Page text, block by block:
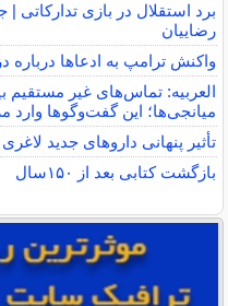
برد استقلال در بازی
رضاییان
واکنش ترامپ به ادعاها
العربیه: تماس‌های غیر مستقیم
میانجی‌ها؛ این گفت‌و‌گو‌ها وارد
تأثیر پنهانی داروهای جدید
بازگشت کتابی بعد از ۱۵۰سال